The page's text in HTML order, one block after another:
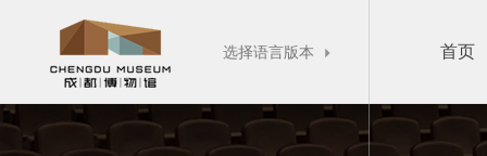
选择语言版本  首页